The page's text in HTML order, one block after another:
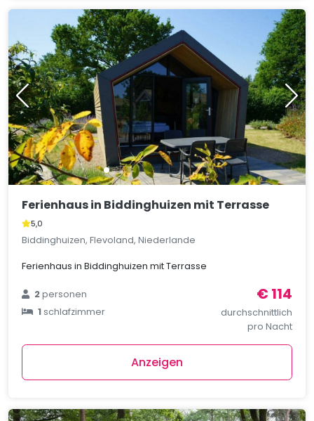
Ferienhaus in Biddinghuizen mit Terrasse
5,0
Biddinghuizen, Flevoland, Niederlande
Ferienhaus in Biddinghuizen mit Terrasse
2personen
1schlafzimmer
€ 114
durchschnittlich
pro Nacht
Anzeigen